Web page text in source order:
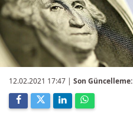
12.02.2021 17:47 | Son Güncelleme: